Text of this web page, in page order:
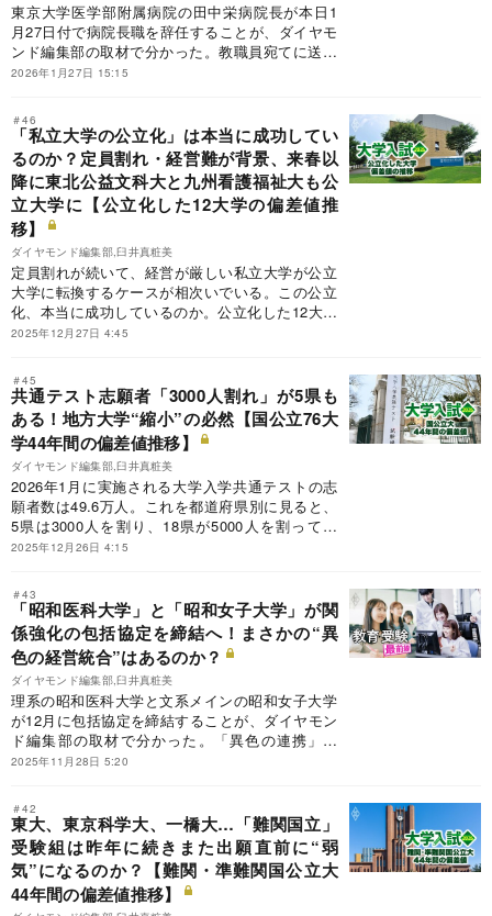
東京大学医学部附属病院の田中栄病院長が本日1
月27日付で病院長職を辞任することが、ダイヤモ
ンド編集部の取材で分かった。教職員宛てに送っ
たメールを全文公開する。
2026年1月27日 15:15
＃46
「私立大学の公立化」は本当に成功してい
るのか？定員割れ・経営難が背景、来春以
降に東北公益文科大と九州看護福祉大も公
立大学に【公立化した12大学の偏差値推
移】
ダイヤモンド編集部,臼井真粧美
定員割れが続いて、経営が厳しい私立大学が公立
大学に転換するケースが相次いでいる。この公立
化、本当に成功しているのか。公立化した12大学
の偏差値推移も一挙掲載し、公立化の成否を検証
2025年12月27日 4:45
＃45
共通テスト志願者「3000人割れ」が5県も
ある！地方大学“縮小”の必然【国公立76大
学44年間の偏差値推移】
ダイヤモンド編集部,臼井真粧美
2026年1月に実施される大学入学共通テストの志
願者数は49.6万人。これを都道府県別に見ると、
5県は3000人を割り、18県が5000人を割ってい
る。地方の実情をつまびらかにするとともに、国
2025年12月26日 4:15
＃43
「昭和医科大学」と「昭和女子大学」が関
係強化の包括協定を締結へ！まさかの“異
色の経営統合”はあるのか？
ダイヤモンド編集部,臼井真粧美
理系の昭和医科大学と文系メインの昭和女子大学
が12月に包括協定を締結することが、ダイヤモン
ド編集部の取材で分かった。「異色の連携」は
「異色の統合」にまで発展することはあるのか。
課題に迫る。
2025年11月28日 5:20
＃42
東大、東京科学大、一橋大…「難関国立」
受験組は昨年に続きまた出願直前に“弱
気”になるのか？【難関・準難関国公立大
44年間の偏差値推移】